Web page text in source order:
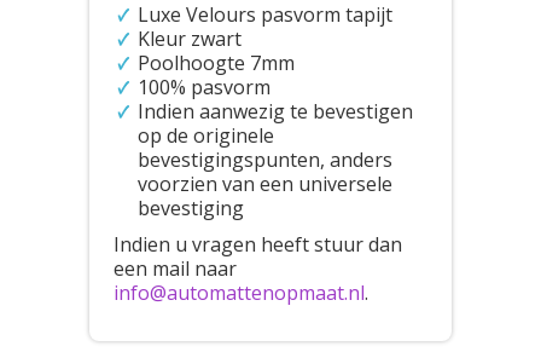
Luxe Velours pasvorm tapijt
Kleur zwart
Poolhoogte 7mm
100% pasvorm
Indien aanwezig te bevestigen
op de originele
bevestigingspunten, anders
voorzien van een universele
bevestiging
Indien u vragen heeft stuur dan
een mail naar
info@automattenopmaat.nl.